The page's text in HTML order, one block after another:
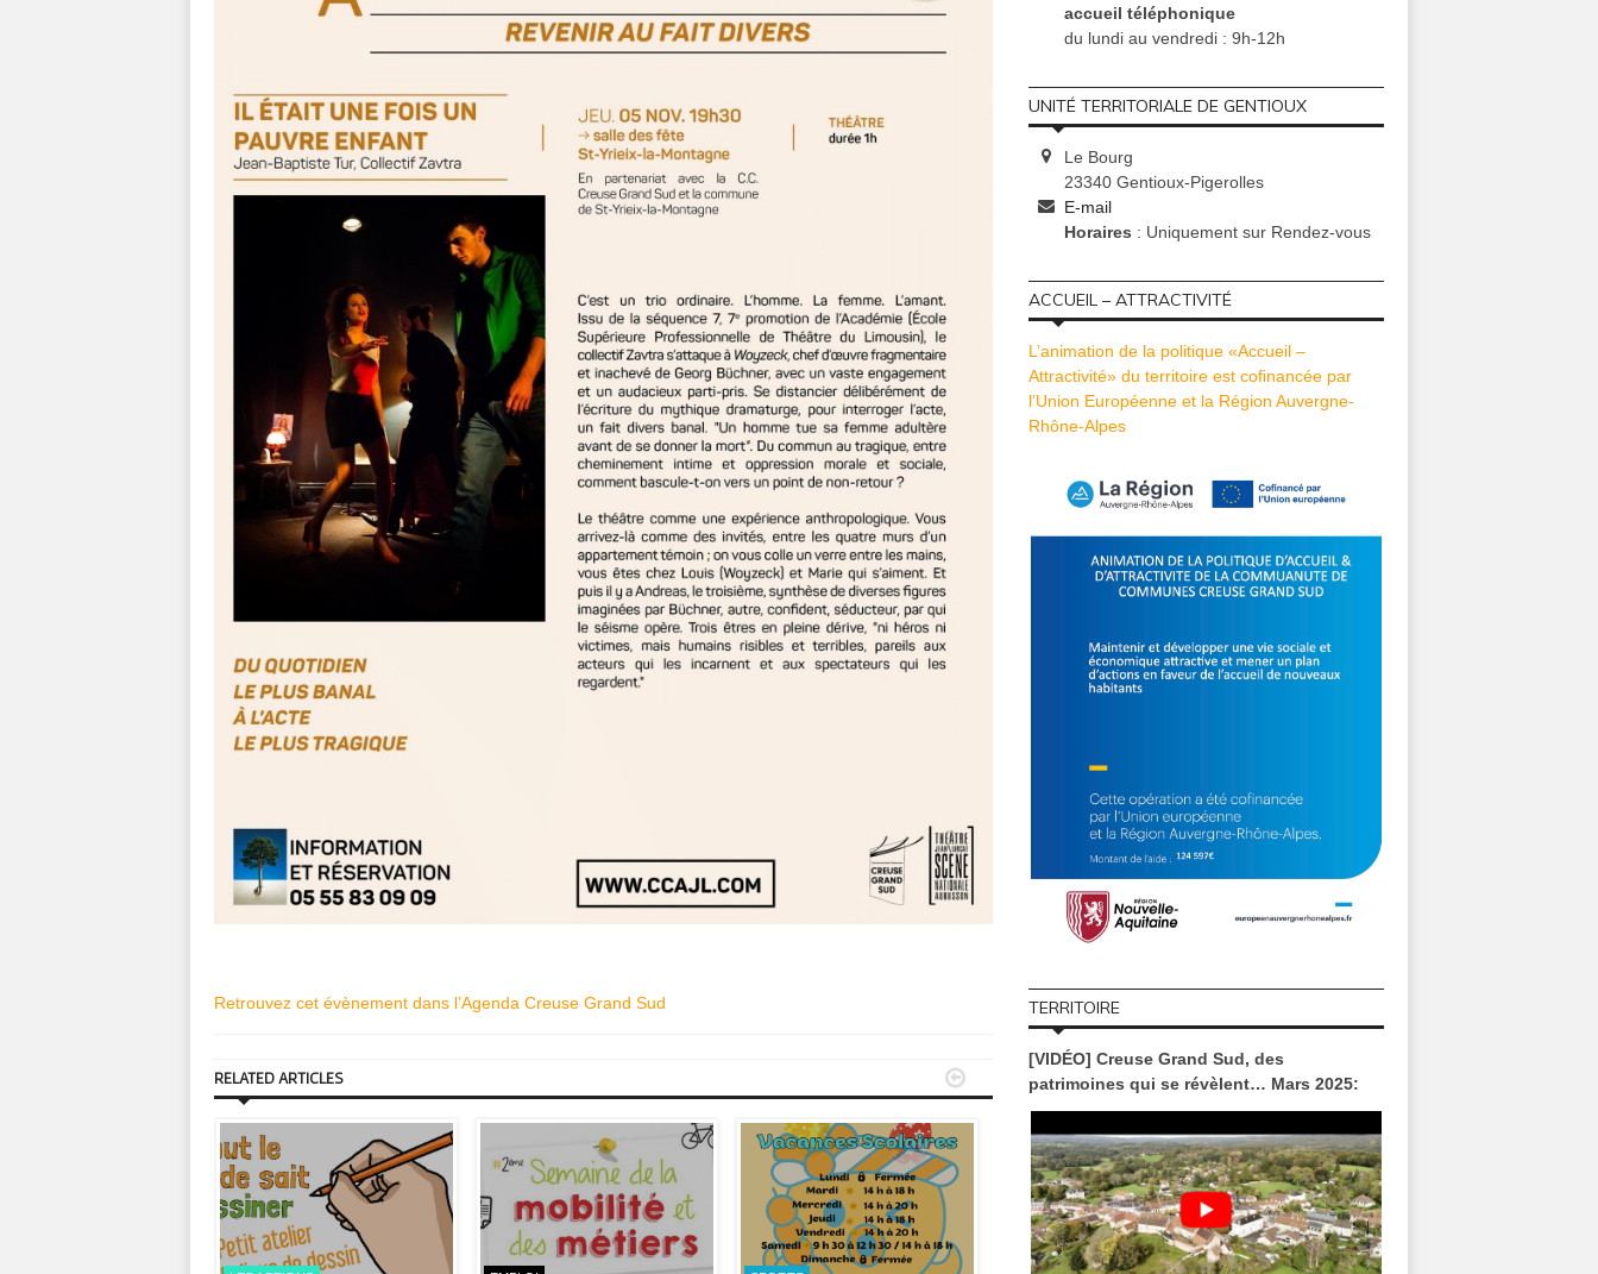
Retrouvez cet évènement dans l’Agenda Creuse Grand Sud
RELATED ARTICLES 
accueil téléphonique
du lundi au vendredi : 9h-12h
UNITÉ TERRITORIALE DE GENTIOUX
Le Bourg
23340 Gentioux-Pigerolles
E-mail
Horaires : Uniquement sur Rendez-vous
ACCUEIL – ATTRACTIVITÉ
L’animation de la politique «Accueil –
Attractivité» du territoire est cofinancée par
l’Union Européenne et la Région Auvergne-
Rhône-Alpes
TERRITOIRE
[VIDÉO] Creuse Grand Sud, des
patrimoines qui se révèlent… Mars 2025: